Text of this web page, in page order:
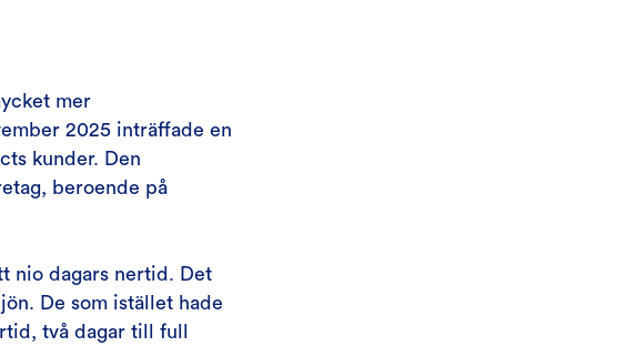
mer
2025 inträffade en
kunder. Den
beroende på
nio dagars nertid. Det
De som istället hade
två dagar till full